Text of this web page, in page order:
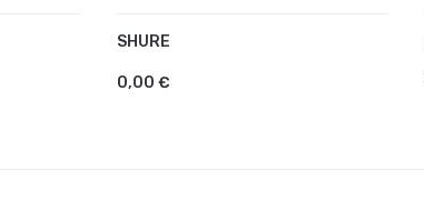
SHURE
0,00 €